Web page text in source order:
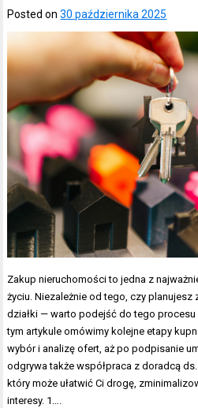
Posted on30 października 2025
Zakup nieruchomości to jedna z
życiu. Niezależnie od tego, czy
działki — warto podejść do tego
tym artykule omówimy kolejne etapy
wybór i analizę ofert, aż po podpisanie
odgrywa także współpraca z doradcą
który może ułatwić Ci drogę,
interesy. 1….